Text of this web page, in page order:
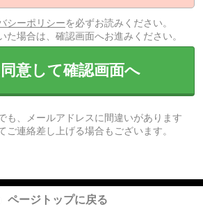
シーポリシーを必ずお読みください。
た場合は、確認画面へお進みください。
意して確認画面へ
も、メールアドレスに間違いがあります
ご連絡差し上げる場合もございます。
ページトップに戻る